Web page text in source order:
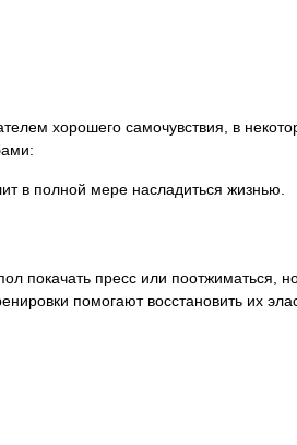
хорошего самочувствия, в
в полной мере насладиться жизнью.
покачать пресс или поотжиматься,
помогают восстановить их